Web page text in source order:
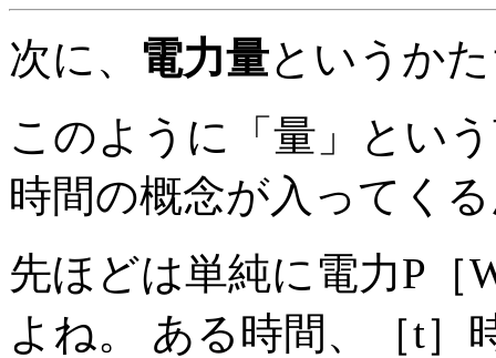
次に、 電力量というか
このように「量」とい
時間の概念が入ってく
先ほどは単純に電力P［
よね。 ある時間、［t］